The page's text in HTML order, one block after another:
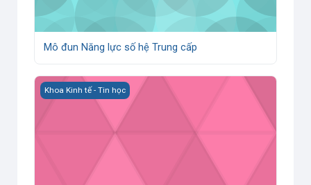
Mô đun Năng lực số hệ Trung cấp
KỲ THI TUYỂN DỤNG VIÊN CHỨC NĂM 2024
Khoa Kinh tế - Tin học